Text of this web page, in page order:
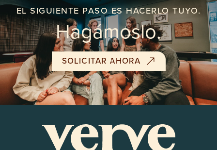
EL SIGUIENTE PASO ES HACERLO TUYO.
Hagámoslo.
SOLICITAR AHORA